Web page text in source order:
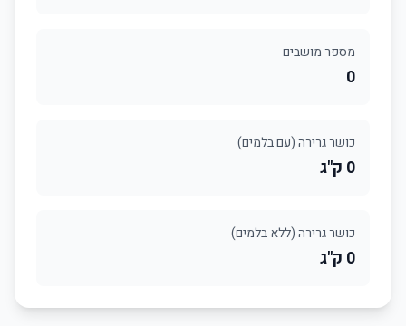
מספר מושבים
0
כושר גרירה (עם בלמים)
0 ק"ג
כושר גרירה (ללא בלמים)
0 ק"ג